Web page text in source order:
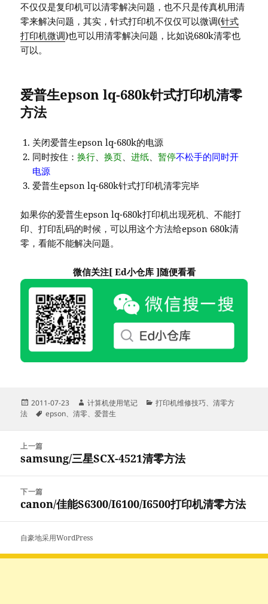
不仅仅是复印机可以清零解决问题，也不只是传真机用清
零来解决问题，其实，针式打印机不仅仅可以微调(针式
打印机微调)也可以用清零解决问题，比如说680k清零也
可以。
爱普生epson lq-680k针式打印机清零
方法
关闭爱普生epson lq-680k的电源
同时按住：换行、换页、进纸、暂停不松手的同时开
电源
爱普生epson lq-680k针式打印机清零完毕
如果你的爱普生epson lq-680k打印机出现死机、不能打
印、打印乱码的时候，可以用这个方法给epson 680k清
零，看能不能解决问题。
微信关注[ Ed小仓库 ]随便看看
发
布
2011-07-23
作
计算机使用笔记
分
打印机维修技巧、清零方
法
标
epson、清零、爱普生
航
上一篇
上
文
章：
samsung/三星SCX-4521清零方法
下一篇
下
篇
文
canon/佳能S6300/I6100/I6500打印机清零方法
自豪地采用WordPress